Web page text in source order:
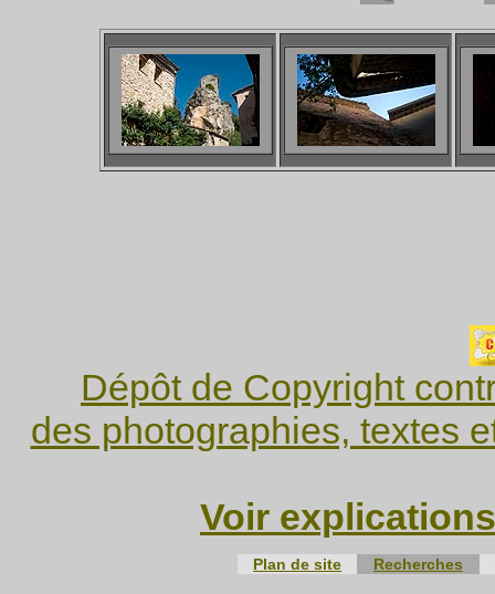
Dépôt de Copyright
des photographies, textes
Voir
Plan de site Recherches